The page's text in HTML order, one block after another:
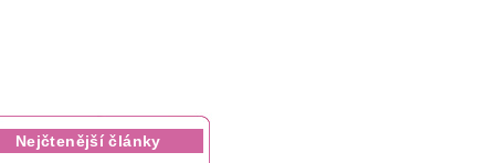
Nejčtenější články